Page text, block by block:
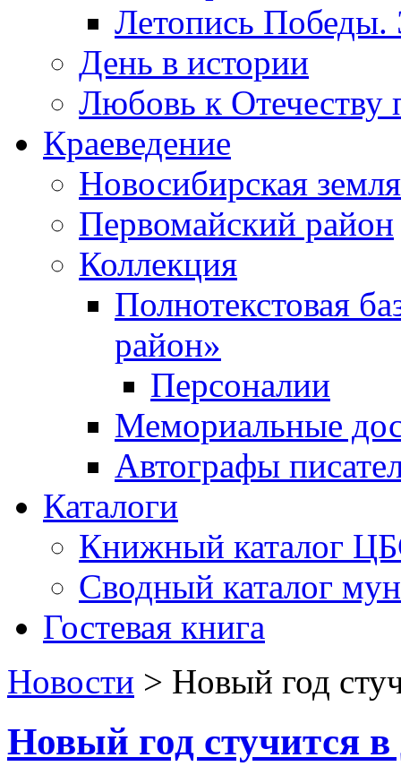
Летопись Победы.
День в истории
Любовь к Отечеству
Краеведение
Новосибирская земля
Первомайский район
Коллекция
Полнотекстовая
район»
Персоналии
Мемориальные
Автографы
Каталоги
Книжный каталог
Сводный каталог
Гостевая книга
Новости > Новый год
Новый год стучится в